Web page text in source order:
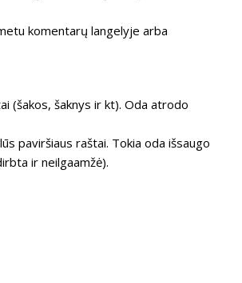
komentarų langelyje arba
(šakos, šaknys ir kt). Oda atrodo
paviršiaus raštai. Tokia oda išsaugo
ir neilgaamžė).